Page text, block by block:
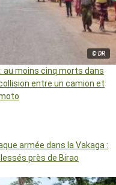
© DR
: au moins cinq morts dans
entre un camion et
armée dans la Vakaga :
près de Birao